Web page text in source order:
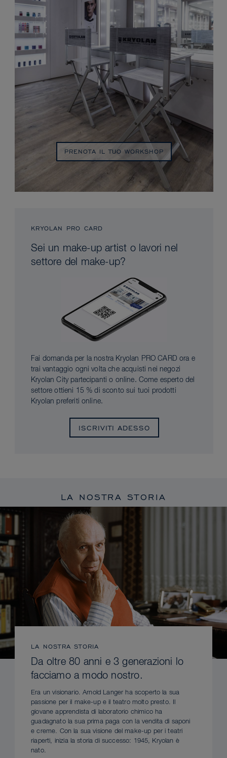
PRENOTA IL TUO WORKSHOP
KRYOLAN PRO CARD
Sei un make-up artist o lavori nel
settore del make-up?
Fai domanda per la nostra Kryolan PRO CARD ora e
trai vantaggio ogni volta che acquisti nei negozi
Kryolan City partecipanti o online. Come esperto del
settore ottieni 15 % di sconto sui tuoi prodotti
Kryolan preferiti online.
ISCRIVITI ADESSO
LA NOSTRA STORIA
LA NOSTRA STORIA
Da oltre 80 anni e 3 generazioni lo
facciamo a modo nostro.
Era un visionario. Arnold Langer ha scoperto la sua
passione per il make-up e il teatro molto presto. Il
giovane apprendista di laboratorio chimico ha
guadagnato la sua prima paga con la vendita di saponi
e creme. Con la sua visione del make-up per i teatri
riaperti, inizia la storia di successo: 1945, Kryolan è
nato.